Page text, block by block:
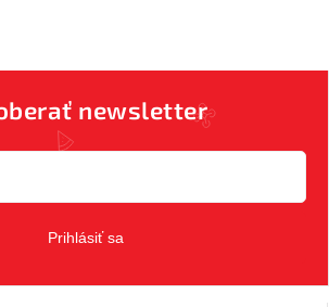
newsletter
Prihlásiť sa